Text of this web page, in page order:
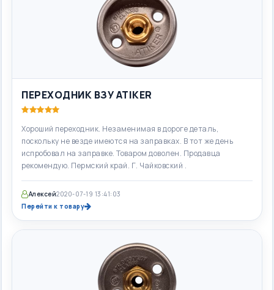
ПЕРЕХОДНИК ВЗУ ATIKER
Хороший переходник. Незаменимая в дороге деталь,
поскольку не везде имеются на заправках. В тот же день
испробовал на заправке. Товаром доволен. Продавца
рекомендую. Пермский край. Г. Чайковский .
Алексей2020-07-19 13:41:03
Перейти к товару